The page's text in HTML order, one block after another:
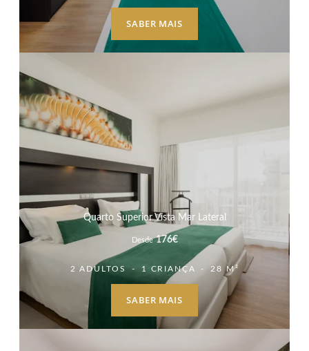
SABER MAIS
Quarto Superior Vista Mar Lateral
Desde 176€
2 ADULTOS 1 CRIANÇA 28 M²
SABER MAIS